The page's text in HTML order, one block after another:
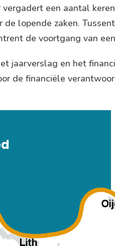
een aantal
de lopende zaken.
de voortgang van
jaarverslag en het
de financiële